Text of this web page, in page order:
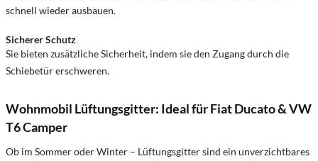
schnell wieder ausbauen.
Sicherer Schutz
Sie bieten zusätzliche Sicherheit, indem sie den Zugang durch die
Schiebetür erschweren.
Wohnmobil Lüftungsgitter: Ideal für Fiat Ducato & VW
T6 Camper
Ob im Sommer oder Winter – Lüftungsgitter sind ein unverzichtbares